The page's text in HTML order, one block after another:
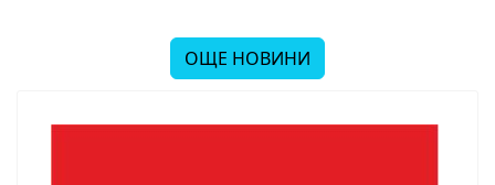
ОЩЕ НОВИНИ